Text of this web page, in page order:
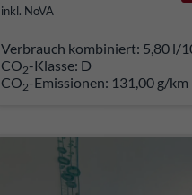
inkl. NoVA
Verbrauch kombiniert: 5,80 l/
CO2-Klasse: D
CO2-Emissionen: 131,00 g/km